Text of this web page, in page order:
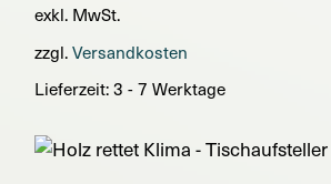
exkl. MwSt.
zzgl.Versandkosten
Lieferzeit:3 - 7 Werktage